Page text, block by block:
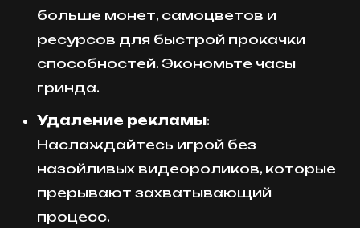
больше монет, самоцветов и
ресурсов для быстрой прокачки
способностей. Экономьте часы
гринда.
Удаление рекламы:
Наслаждайтесь игрой без
назойливых видеороликов, которые
прерывают захватывающий
процесс.